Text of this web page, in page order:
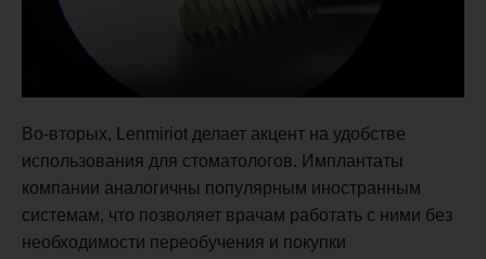
Во-вторых, Lenmiriot делает акцент на удобстве
использования для стоматологов. Имплантаты
компании аналогичны популярным иностранным
системам, что позволяет врачам работать с ними без
необходимости переобучения и покупки